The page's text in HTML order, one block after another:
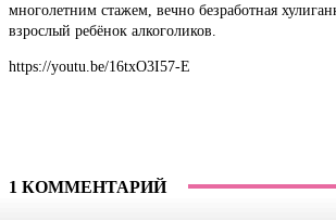
многолетним стажем, вечно безработная
взрослый ребёнок алкоголиков.
https://youtu.be/16txO3I57-E
1 КОММЕНТАРИЙ